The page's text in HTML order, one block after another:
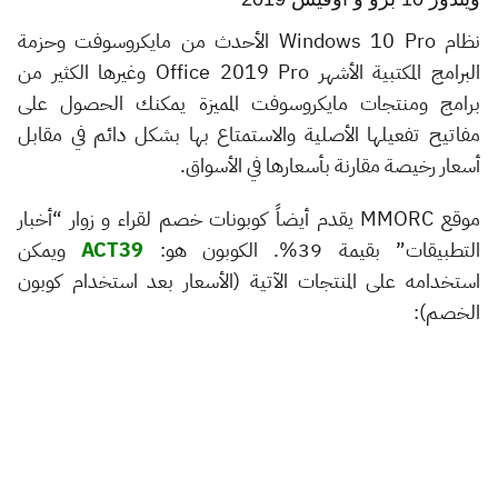
نظام Windows 10 Pro الأحدث من مايكروسوفت وحزمة
البرامج المكتبية الأشهر Office 2019 Pro وغيرها الكثير من
برامج ومنتجات مايكروسوفت المميزة يمكنك الحصول على
مفاتيح تفعيلها الأصلية والاستمتاع بها بشكل دائم في مقابل
أسعار رخيصة مقارنة بأسعارها في الأسواق.
موقع MMORC يقدم أيضاً كوبونات خصم لقراء و زوار “أخبار
التطبيقات” بقيمة 39%. الكوبون هو:
ACT39 ويمكن
استخدامه على المنتجات الآتية (الأسعار بعد استخدام كوبون
الخصم):